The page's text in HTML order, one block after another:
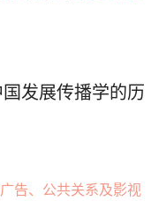
发展传播学的历